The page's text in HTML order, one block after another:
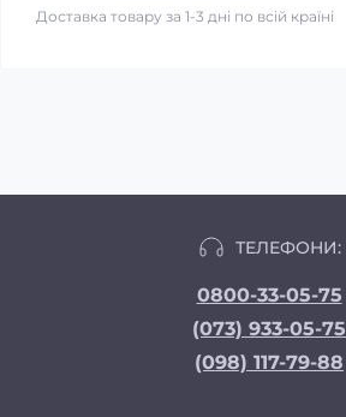
Доставка товару за 1-3 дні по всій країні
ТЕЛЕФОНИ:
0800-33-05-75
(073) 933-05-75
(098) 117-79-88